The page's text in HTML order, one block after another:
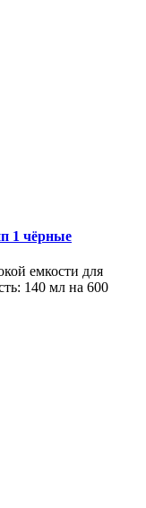
1 чёрные
емкости для
140 мл на 600